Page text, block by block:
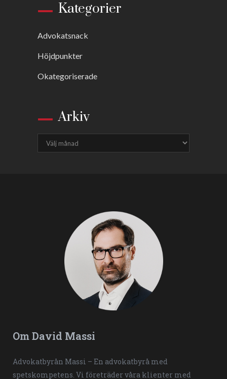
Kategorier
Advokatsnack
Höjdpunkter
Okategoriserade
Arkiv
Om David Massi
Advokatbyrån Massi – En advokatbyrå med
spetskompetens. Vi företräder våra klienter med